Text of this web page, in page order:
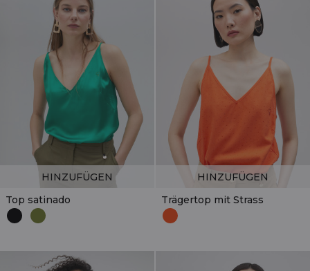
Top satinado
HINZUFÜGEN
Trägertop mit Strass
HINZUFÜGEN